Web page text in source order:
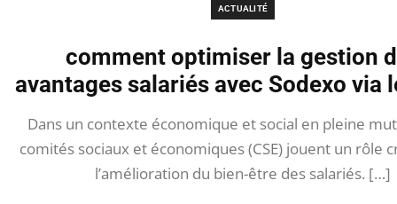
ACTUALITÉ
comment optimiser la gestion
avantages salariés avec Sodexo via
Dans un contexte économique et social en pleine
comités sociaux et économiques (CSE) jouent un rôle
l’amélioration du bien-être des salariés. […]